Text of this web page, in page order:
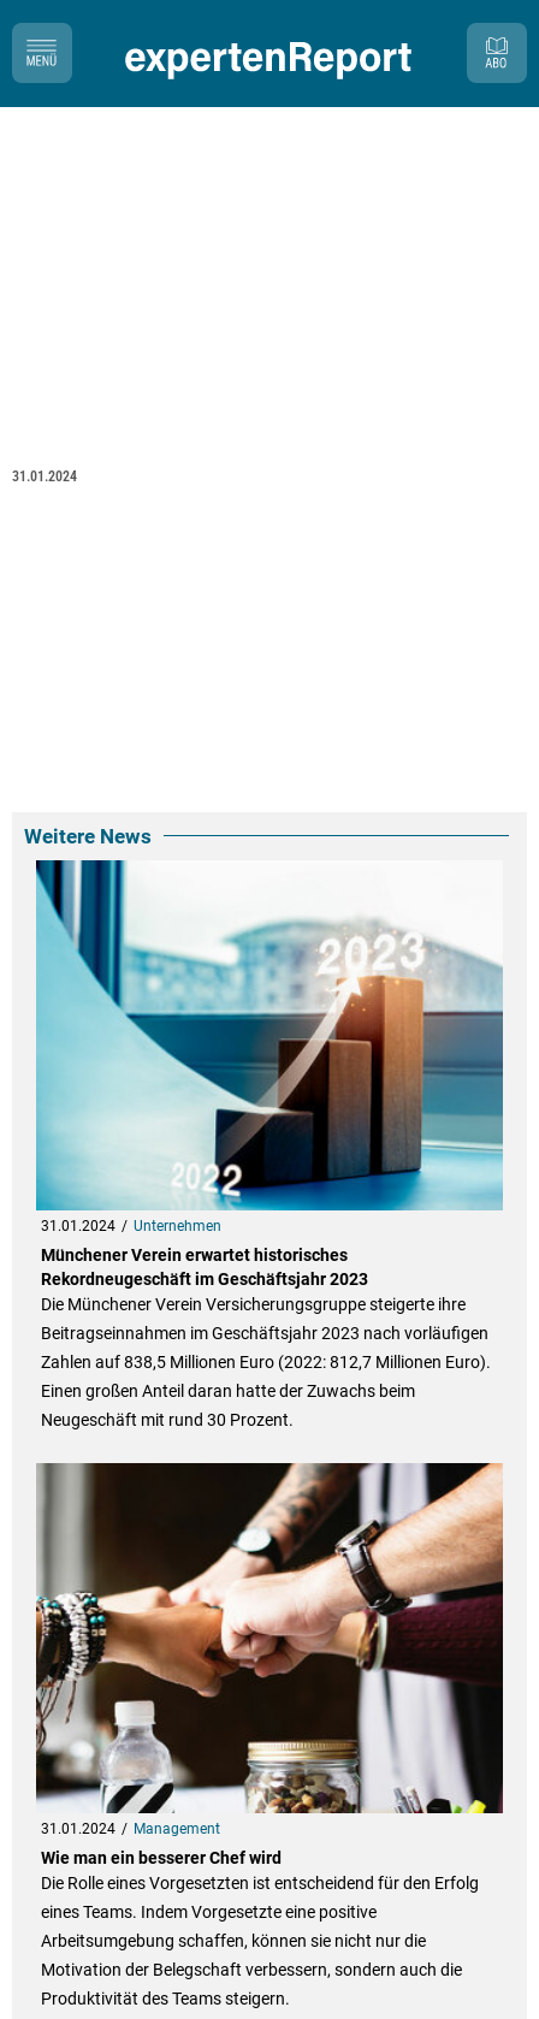
31.01.2024
Weitere News
31.01.2024 Unternehmen
Münchener Verein erwartet historisches
Rekordneugeschäft im Geschäftsjahr 2023
Die Münchener Verein Versicherungsgruppe steigerte ihre
Beitragseinnahmen im Geschäftsjahr 2023 nach vorläufigen
Zahlen auf 838,5 Millionen Euro (2022: 812,7 Millionen Euro).
Einen großen Anteil daran hatte der Zuwachs beim
Neugeschäft mit rund 30 Prozent.
31.01.2024 Management
Wie man ein besserer Chef wird
Die Rolle eines Vorgesetzten ist entscheidend für den Erfolg
eines Teams. Indem Vorgesetzte eine positive
Arbeitsumgebung schaffen, können sie nicht nur die
Motivation der Belegschaft verbessern, sondern auch die
Produktivität des Teams steigern.